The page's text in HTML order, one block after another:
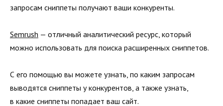
запросам сниппеты получают ваши конкуренты.
Semrush — отличный аналитический ресурс, который
можно использовать для поиска расширенных сниппетов.
С его помощью вы можете узнать, по каким запросам
выводятся сниппеты у конкурентов, а также узнать,
в какие сниппеты попадает ваш сайт.